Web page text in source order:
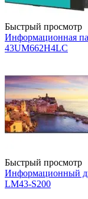
Быстрый просмотр
Информационная
43UM662H4LC
Быстрый просмотр
Информационный
LM43-S200